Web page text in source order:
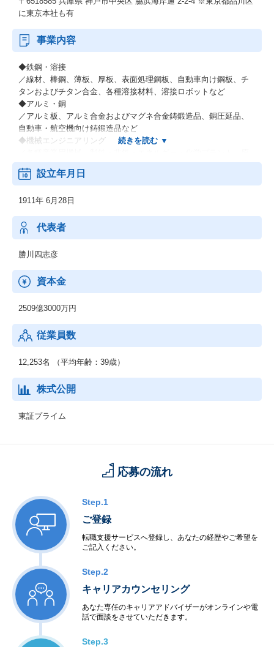
に東京本社も有
事業内容
◆鉄鋼・溶接
／線材、棒鋼、薄板、厚板、表面処理鋼板、自動車向け鋼板、チ
タンおよびチタン合金、各種溶接材料、溶接ロボットなど
◆アルミ・銅
／アルミ板、アルミ合金およびマグネ合金鋳鍛造品、銅圧延品、
自動車・航空機向け鋳鍛造品など
◆機械エンジニアリング
子力関連機器、環境プラントなどの各種エンジニアリング業など
◆電力（電力卸供給事業）
／新鉄源ビジネス、液晶用ターゲット材料、超伝導磁石・線材な
ど
設立年月日
1911年 6月28日
代表者
勝川四志彦
資本金
2509億3000万円
従業員数
12,253名 （平均年齢：39歳）
株式公開
東証プライム
応募の流れ
Step.1
ご登録
転職支援サービスへ登録し、あなたの経歴やご希望を
ご記入ください。
Step.2
キャリアカウンセリング
あなた専任のキャリアアドバイザーがオンラインや電
話で面談をさせていただきます。
Step.3